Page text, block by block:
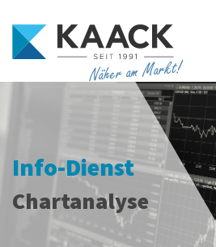
Näher am Markt!
Info-Dienst
Chartanalyse